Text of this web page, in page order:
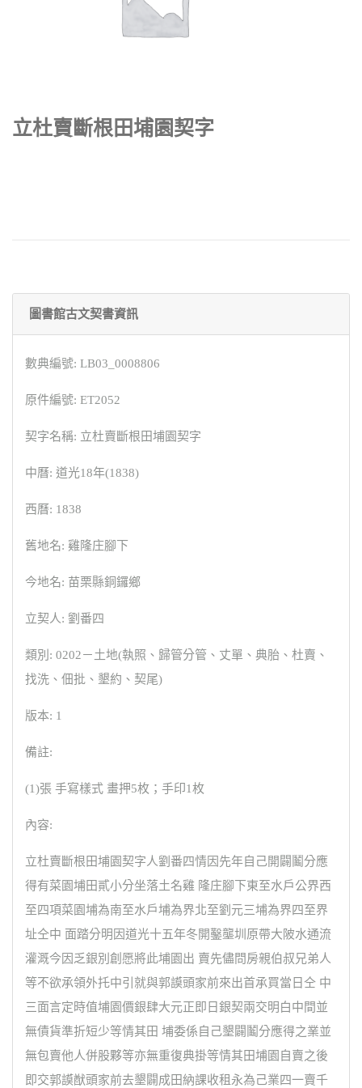
立杜賣斷根田埔園契字
圖書館古文契書資訊
數典編號: LB03_0008806
原件編號: ET2052
契字名稱: 立杜賣斷根田埔園契字
中曆: 道光18年(1838)
西曆: 1838
舊地名: 雞隆庄腳下
今地名: 苗栗縣銅鑼鄉
立契人: 劉番四
類別: 0202－土地(執照、歸管分管、丈單、典胎、杜賣、
找洗、佃批、墾約、契尾)
版本: 1
備註:
(1)張 手寫樣式 畫押5枚；手印1枚
內容:
立杜賣斷根田埔園契字人劉番四情因先年自己開闢鬮分應
得有菜園埔田貳小分坐落土名雞 隆庄腳下東至水戶公界西
至四項菜園埔為南至水戶埔為界北至劉元三埔為界四至界
址仝中 面踏分明因道光十五年冬開鑿壟圳原帶大陂水通流
灌溉今因乏銀別創愿將此埔園出 賣先儘問房親伯叔兄弟人
等不欲承領外托中引就與郭謨頭家前來出首承買當日仝 中
三面言定時值埔園價銀肆大元正即日銀契兩交明白中間並
無債貨準折短少等情其田 埔委係自己墾闢鬮分應得之業並
無包賣他人併股夥等亦無重復典掛等情其田埔園自賣之後
即交郭謨猷頭家前去墾闢成田納課收租永為己業四一賣千